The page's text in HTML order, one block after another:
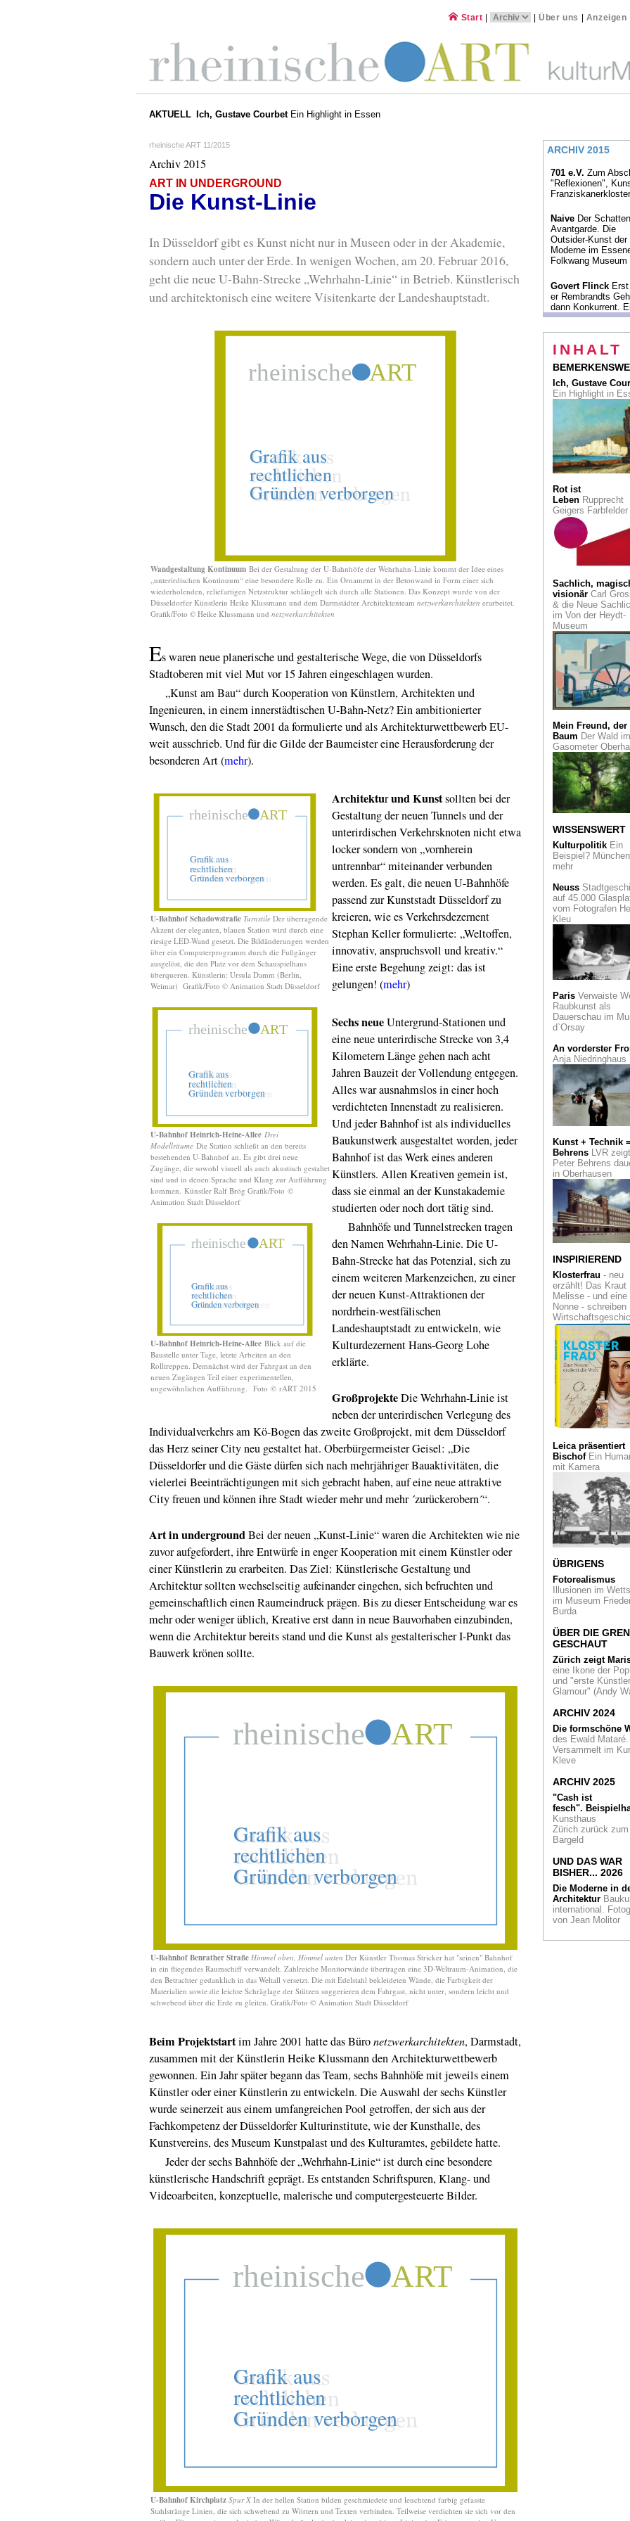
Start |Über uns Anzeigen
AKTUELL Ich, Gustave CourbetEin Highlight in Essen
rheinische ART 11/2015
Archiv 2015
ART IN UNDERGROUND
Die Kunst-Linie
In Düsseldorf gibt es Kunst nicht nur in Museen oder in der Akademie,
sondern auch unter der Erde. In wenigen Wochen, am 20. Februar 2016,
geht die neue U-Bahn-Strecke „Wehrhahn-Linie“ in Betrieb. Künstlerisch
und architektonisch eine weitere Visitenkarte der Landeshauptstadt.
Wandgestaltung Kontinuum Bei der Gestaltung der U-Bahnhöfe der Wehrhahn-Linie kommt der Idee eines
„unterirdischen Kontinuum“ eine besondere Rolle zu. Ein Ornament in der Betonwand in Form einer sich
wiederholenden, reliefartigen Netzstruktur schlängelt sich durch alle Stationen. Das Konzept wurde von der
Düsseldorfer Künstlerin Heike Klussmann und dem Darmstädter Architektenteam netzwerkarchitekten erarbeitet.
Grafik/Foto © Heike Klussmann und netzwerkarchitekten
Es waren neue planerische und gestalterische Wege, die von Düsseldorfs
Stadtoberen mit viel Mut vor 15 Jahren eingeschlagen wurden.
„Kunst am Bau“ durch Kooperation von Künstlern, Architekten und
Ingenieuren, in einem innerstädtischen U-Bahn-Netz? Ein ambitionierter
Wunsch, den die Stadt 2001 da formulierte und als Architekturwettbewerb EU-
weit ausschrieb. Und für die Gilde der Baumeister eine Herausforderung der
besonderen Art (mehr).
U-Bahnhof Schadowstraße Turnstile Der überragende
Akzent der eleganten, blauen Station wird durch eine
riesige LED-Wand gesetzt. Die Bildänderungen werden
über ein Computerprogramm durch die Fußgänger
ausgelöst, die den Platz vor dem Schauspielhaus
überqueren. Künstlerin: Ursula Damm (Berlin,
Weimar) Grafik/Foto © Animation Stadt Düsseldorf
U-Bahnhof Heinrich-Heine-Allee Drei
Modellräume Die Station schließt an den bereits
bestehenden U-Bahnhof an. Es gibt drei neue
Zugänge, die sowohl visuell als auch akustisch gestaltet
sind und in denen Sprache und Klang zur Aufführung
kommen. Künstler Ralf Brög Grafik/Foto ©
Animation Stadt Düsseldorf
U-Bahnhof Heinrich-Heine-Allee Blick auf die
Baustelle unter Tage, letzte Arbeiten an den
Rolltreppen. Demnächst wird der Fahrgast an den
neuen Zugängen Teil einer experimentellen,
ungewöhnlichen Aufführung.
Foto © rART 2015
Architekturund Kunstsollten bei der
Gestaltung der neuen Tunnels und der
unterirdischen Verkehrsknoten nicht etwa
locker sondern von „vornherein
untrennbar“ miteinander verbunden
werden. Es galt, die neuen U-Bahnhöfe
passend zur Kunststadt Düsseldorf zu
kreieren, wie es Verkehrsdezernent
Stephan Keller formulierte: „Weltoffen,
innovativ, anspruchsvoll und kreativ.“
Eine erste Begehung zeigt: das ist
gelungen! (mehr)
Sechs neueUntergrund-Stationen und
eine neue unterirdische Strecke von 3,4
Kilometern Länge gehen nach acht
Jahren Bauzeit der Vollendung entgegen.
Alles war ausnahmslos in einer hoch
verdichteten Innenstadt zu realisieren.
Und jeder Bahnhof ist als individuelles
Baukunstwerk ausgestaltet worden, jeder
Bahnhof ist das Werk eines anderen
Künstlers. Allen Kreativen gemein ist,
dass sie einmal an der Kunstakademie
studierten oder noch dort tätig sind.
Bahnhöfe und Tunnelstrecken tragen
den Namen Wehrhahn-Linie. Die U-
Bahn-Strecke hat das Potenzial, sich zu
einem weiteren Markenzeichen, zu einer
der neuen Kunst-Attraktionen der
nordrhein-westfälischen
Landeshauptstadt zu entwickeln, wie
Kulturdezernent Hans-Georg Lohe
erklärte.
GroßprojekteDie Wehrhahn-Linie ist
neben der unterirdischen Verlegung des
Individualverkehrs am Kö-Bogen das zweite Großprojekt, mit dem Düsseldorf
das Herz seiner City neu gestaltet hat. Oberbürgermeister Geisel: „Die
Düsseldorfer und die Gäste dürfen sich nach mehrjähriger Bauaktivitäten, die
vielerlei Beeinträchtigungen mit sich gebracht haben, auf eine neue attraktive
City freuen und können ihre Stadt wieder mehr und mehr ´zurückerobern´“.
Art in undergroundBei der neuen „Kunst-Linie“ waren die Architekten wie nie
zuvor aufgefordert, ihre Entwürfe in enger Kooperation mit einem Künstler oder
einer Künstlerin zu erarbeiten. Das Ziel: Künstlerische Gestaltung und
Architektur sollten wechselseitig aufeinander eingehen, sich befruchten und
gemeinschaftlich einen Raumeindruck prägen. Bis zu dieser Entscheidung war es
mehr oder weniger üblich, Kreative erst dann in neue Bauvorhaben einzubinden,
wenn die Architektur bereits stand und die Kunst als gestalterischer I-Punkt das
Bauwerk krönen sollte.
U-Bahnhof Benrather Straße Himmel oben, Himmel unten Der Künstler Thomas Stricker hat "seinen" Bahnhof
in ein fliegendes Raumschiff verwandelt. Zahlreiche Monitorwände übertragen eine 3D-Weltraum-Animation, die
den Betrachter gedanklich in das Weltall versetzt. Die mit Edelstahl bekleideten Wände, die Farbigkeit der
Materialien sowie die leichte Schräglage der Stützen suggerieren dem Fahrgast, nicht unter, sondern leicht und
schwebend über die Erde zu gleiten. Grafik/Foto © Animation Stadt Düsseldorf
Beim Projektstartim Jahre 2001 hatte das Büronetzwerkarchitekten, Darmstadt,
zusammen mit der Künstlerin Heike Klussmann den Architekturwettbewerb
gewonnen. Ein Jahr später begann das Team, sechs Bahnhöfe mit jeweils einem
Künstler oder einer Künstlerin zu entwickeln. Die Auswahl der sechs Künstler
wurde seinerzeit aus einem umfangreichen Pool getroffen, der sich aus der
Fachkompetenz der Düsseldorfer Kulturinstitute, wie der Kunsthalle, des
Kunstvereins, des Museum Kunstpalast und des Kulturamtes, gebildete hatte.
Jeder der sechs Bahnhöfe der „Wehrhahn-Linie“ ist durch eine besondere
künstlerische Handschrift geprägt. Es entstanden Schriftspuren, Klang- und
Videoarbeiten, konzeptuelle, malerische und computergesteuerte Bilder.
U-Bahnhof Kirchplatz Spur X In der hellen Station bilden geschmiedete und leuchtend farbig gefasste
Stahlstränge Linien, die sich schwebend zu Wörtern und Texten verbinden. Teilweise verdichten sie sich vor den
ARCHIV 2015
701 e.V. Zum
"Reflexionen",
Franziskanerkloster
Naive Der
Avantgarde. Die
Outsider-Kunst der
Moderne im
Folkwang Museum
Govert Flinck
er Rembrandts
dann Konkurrent.
Ausstellung im
Bei sanftem
Kerzenschein
"Gemalte
titelt das Wallraf-
Richartz-Museum
Schalcken-
Retrospektive
Krupp-Stiftung
zwei Professuren
Bonner Universität
Tomi Ungerer- der
Chamäleonist - im
Kunsthaus Zürich
UTOPIE
die Unvollendeten
zeigt, "was in
nicht zu sehen war"
Otto Pankok
denn je sind seine
Porträts von Sinti
Roma. Eine
in Berlin
Édith Piaf
feiert den 100.
Geburtstag der
Sängerin
sushi connection
Hamburger Street
Künstler
zeigt in der Galerie
30works
Das Bauhaus
legendäre Dessauer
Bühnenwerkstatt als
hoch innovativen
Lob der FluchtEs
der Franzose Henri
Laborit, der mit
de la fuite" den
Corrado Zeni
Eine Ausstellung in
Galerie Voss
der Photobastei
Flucht kann jeden
treffen - und betrifft
jeden
Beat Wismer wird
September 2017
Generaldirektor das
Museum
leiten
Köln feiert den 2000.
Geburtstag seiner
Stadtmutter
Thomas Demand
Seine
von
namhafter
sind im Siza-
ausgestellt
das Vergessen: Das
neue Zentrum für
verfolgte Künste in
Solingen ist eröffnet
MomenteVon
Schmidt bis zur
Faszination der
Eine Ausstellung
Fotografen Ansgar
Maria van Treeck
Glashaut, Beton
keine Schnörkel
die High-Tech-
Architektur der
Fünfziger
Benefizauktion
zugunsten der
"Hilfe für ALS-
Menschen" im
Folkwang
Perspektivwechsel
Nahezu rauschhaft
ohne Budget- Limit
gekauft: Nippons
Impressionisten-
Schätze sind in der
ausgestellt
Artists against
Ausstellung und
in der
in Bonn
Kölnischer
Kunstverein
Jahresgabe 2015
Kai Althoff
gucken- die lichten
Kompositionen der
Agnes Martin im
The Broad
L.A.... und wie eine
Stadt zum
Kunstmagneten wird
Ehrung für Obrist
Kurator, Kritiker
Kunsthistoriker
Ulrich Obrist
dem Internationalen
INHALT
Ich, Gustave
Ein Highlight in
Rot ist
LebenRupprecht
Geigers Farbfelder
Sachlich,
visionärCarl
& die Neue
im Von der Heydt-
Museum
Mein Freund, der
Baum Der Wald im
Gasometer
WISSENSWERT
KulturpolitikEin
Beispiel?
mehr
Neuss
auf 45.000
vom Fotografen
Kleu
ParisVerwaiste
Raubkunst als
Dauerschau im
d`Orsay
An vorderster
Anja Niedringhaus
Kunst + Technik =
BehrensLVR zeigt
Peter Behrens
in Oberhausen
INSPIRIEREND
Klosterfrau - neu
erzählt! Das Kraut
Melisse - und eine
Nonne - schreiben
Leica präsentiert
BischofEin
mit Kamera
ÜBRIGENS
Fotorealismus
Illusionen im
im Museum
Burda
ÜBER DIE
GESCHAUT
Zürich zeigt
eine Ikone der
und "erste
Glamour" (Andy
ARCHIV 2024
Die formschöne
des Ewald Mataré.
Versammelt im
Kleve
ARCHIV 2025
"Cash ist
fesch".
Kunsthaus
Zürich zurück zum
Bargeld
UND DAS WAR
BISHER... 2026
Die Moderne in
Architektur
international.
von Jean Molitor